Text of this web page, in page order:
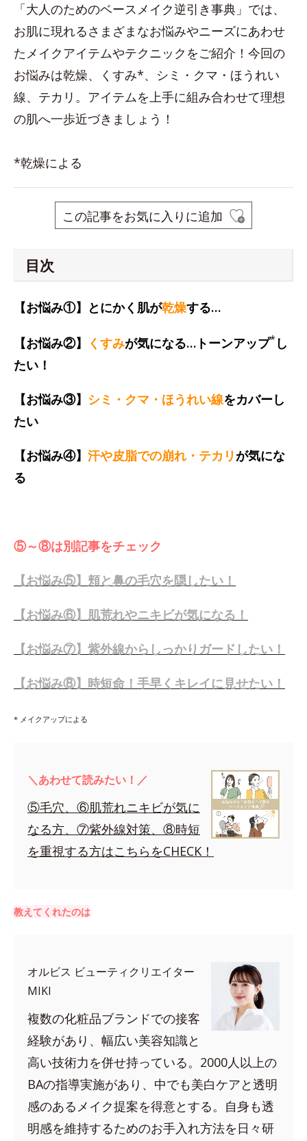
「大人のためのベースメイク逆引き事典」では、
お肌に現れるさまざまなお悩みやニーズにあわせ
たメイクアイテムやテクニックをご紹介！今回の
お悩みは乾燥、くすみ*、シミ・クマ・ほうれい
線、テカリ。アイテムを上手に組み合わせて理想
の肌へ一歩近づきましょう！
*乾燥による
この記事をお気に入りに追加
目次
【お悩み①】とにかく肌が乾燥する…
【お悩み②】 くすみが気になる…トーンアップ* し
たい！
【お悩み③】 シミ・クマ・ほうれい線をカバーし
たい
【お悩み④】 汗や皮脂での崩れ・テカリ が気にな
る
⑤～⑧は別記事をチェック
【お悩み⑤】頬と鼻の毛穴を隠したい！
【お悩み⑥】肌荒れやニキビが気になる！
【お悩み⑦】紫外線からしっかりガードしたい！
【お悩み⑧】時短命！手早くキレイに見せたい！
* メイクアップによる
＼あわせて読みたい！／
⑤毛穴、⑥肌荒れニキビが気に
なる方、⑦紫外線対策、⑧時短
を重視する方はこちらをCHECK！
教えてくれたのは
オルビス ビューティクリエイター
MIKI
複数の化粧品ブランドでの接客
経験があり、幅広い美容知識と
高い技術力を併せ持っている。2000人以上の
BAの指導実施があり、中でも美白ケアと透明
感のあるメイク提案を得意とする。自身も透
明感を維持するためのお手入れ方法を日々研